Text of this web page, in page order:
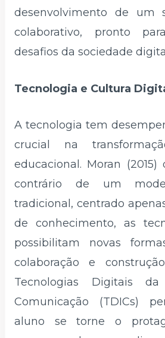
desenvolvimento de um
colaborativo, pronto
desafios da sociedade
Tecnologia e Cultura
A tecnologia tem
crucial na
educacional. Moran
contrário de um
tradicional, centrado
de conhecimento, as
possibilitam novas
colaboração e
Tecnologias Digitais
Comunicação (TDICs)
aluno se torne o